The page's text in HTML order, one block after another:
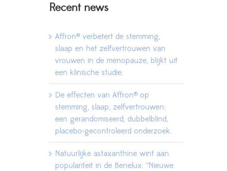
Recent news
Affron® verbetert de stemming,
slaap en het zelfvertrouwen van
vrouwen in de menopauze, blijkt uit
een klinische studie.
De effecten van Affron® op
stemming, slaap, zelfvertrouwen:
een gerandomiseerd, dubbelblind,
placebo-gecontroleerd onderzoek.
Natuurlijke astaxanthine wint aan
populariteit in de Benelux: “Nieuwe